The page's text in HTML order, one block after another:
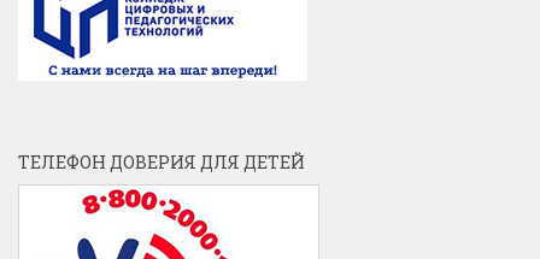
ТЕЛЕФОН ДОВЕРИЯ ДЛЯ ДЕТЕЙ